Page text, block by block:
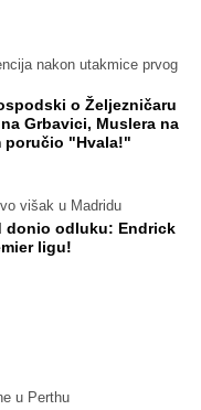
nakon utakmice prvog
o Željezničaru
Grbavici, Muslera na
poručio "Hvala!"
višak u Madridu
donio odluku: Endrick
ligu!
u Perthu